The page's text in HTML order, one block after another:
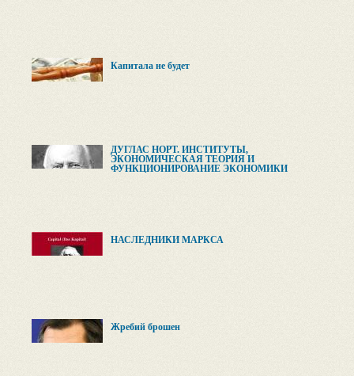
Капитала не будет
ДУГЛАС НОРТ. ИНСТИТУТЫ,
ЭКОНОМИЧЕСКАЯ ТЕОРИЯ И
ФУНКЦИОНИРОВАНИЕ ЭКОНОМИКИ
НАСЛЕДНИКИ МАРКСА
Жребий брошен